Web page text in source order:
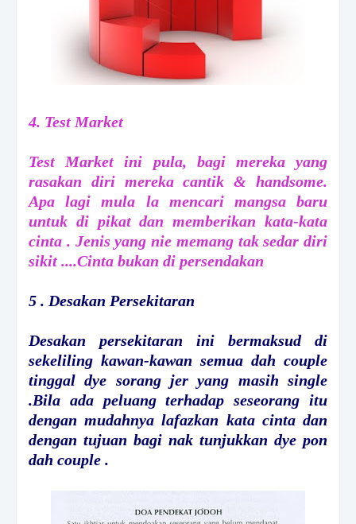
4. Test Market
Test Market ini pula, bagi mereka yang
rasakan diri mereka cantik & handsome.
Apa lagi mula la mencari mangsa baru
untuk di pikat dan memberikan kata-kata
cinta . Jenis yang nie memang tak sedar diri
sikit ....Cinta bukan di persendakan
5 . Desakan Persekitaran
Desakan persekitaran ini bermaksud di
sekeliling kawan-kawan semua dah couple
tinggal dye sorang jer yang masih single
.Bila ada peluang terhadap seseorang itu
dengan mudahnya lafazkan kata cinta dan
dengan tujuan bagi nak tunjukkan dye pon
dah couple .